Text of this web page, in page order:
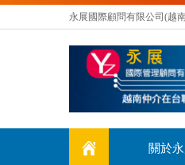
永展國際顧問有限公司(越
關於